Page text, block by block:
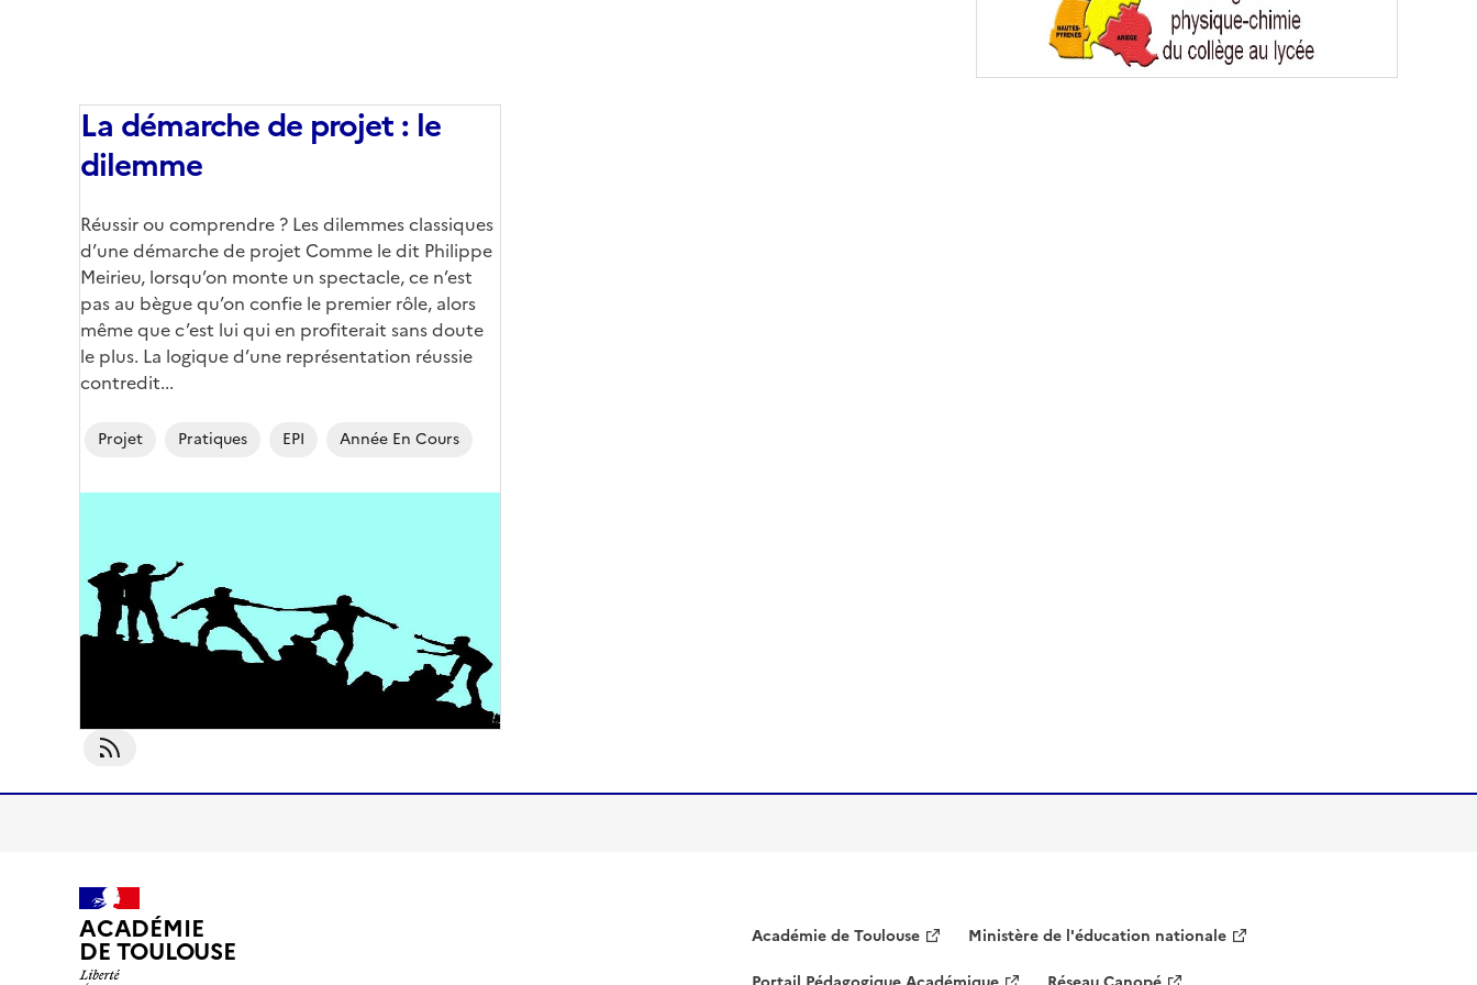
La démarche de projet : le
dilemme
Réussir ou comprendre ? Les dilemmes classiques
d’une démarche de projet Comme le dit Philippe
Meirieu, lorsqu’on monte un spectacle, ce n’est
pas au bègue qu’on confie le premier rôle, alors
même que c’est lui qui en profiterait sans doute
le plus. La logique d’une représentation réussie
contredit...
Projet Pratiques EPI Année En Cours
ACADÉMIE
DE TOULOUSE Académie de Toulouse
Ministère de l'éducation nationale